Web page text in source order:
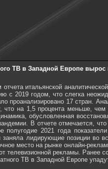
ТВ в Западной Европе вырос
итальянской
с 2019 годом, что слегка
проанализировано 17 стран.
что на 1,5 процента меньше,
обусловленная
В отчете отмечается,
полугодие 2021 года
заняла лидирующие позиции во
место на рынке онлайн-
телевизионной рекламы. Ранее
ТВ в Западной Европе